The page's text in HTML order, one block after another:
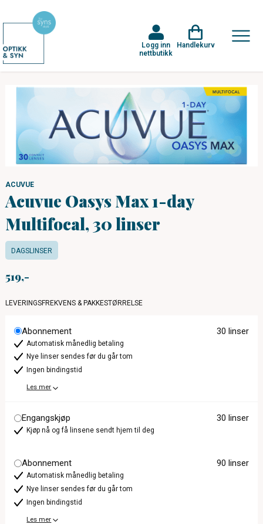
Logg inn
nettbutikk
Handlekurv
ACUVUE
Acuvue Oasys Max 1-day
Multifocal, 30 linser
DAGSLINSER
519
LEVERINGSFREKVENS & PAKKESTØRRELSE
Abonnement 30 linser
Automatisk månedlig betaling
Nye linser sendes før du går tom
Ingen bindingstid
Les mer
Engangskjøp 30 linser
Kjøp nå og få linsene sendt hjem til deg
Abonnement 90 linser
Automatisk månedlig betaling
Nye linser sendes før du går tom
Ingen bindingstid
Les mer